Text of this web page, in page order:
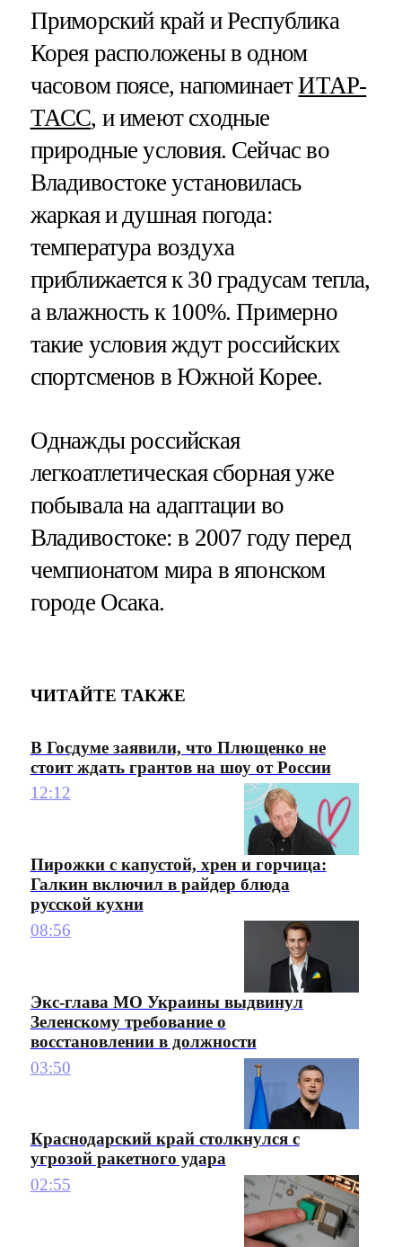
Приморский край и Республика
Корея расположены в одном
часовом поясе, напоминаетИТАР-
ТАСС, и имеют сходные
природные условия. Сейчас во
Владивостоке установилась
жаркая и душная погода:
температура воздуха
приближается к 30 градусам тепла,
а влажность к 100%. Примерно
такие условия ждут российских
спортсменов в Южной Корее.
Однажды российская
легкоатлетическая сборная уже
побывала на адаптации во
Владивостоке: в 2007 году перед
чемпионатом мира в японском
городе Осака.
ЧИТАЙТЕ ТАКЖЕ
В Госдуме заявили, что Плющенко не
стоит ждать грантов на шоу от России
12:12
Пирожки с капустой, хрен и горчица:
Галкин включил в райдер блюда
русской кухни
08:56
Экс-глава МО Украины выдвинул
Зеленскому требование о
восстановлении в должности
03:50
Краснодарский край столкнулся с
угрозой ракетного удара
02:55